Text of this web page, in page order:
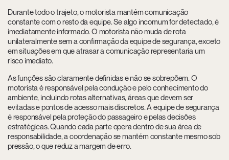
Durante todo o trajeto, o motorista mantém comunicação
constante com o resto da equipe. Se algo incomum for detectado, é
imediatamente informado. O motorista não muda de rota
unilateralmente sem a confirmação da equipe de segurança, exceto
em situações em que atrasar a comunicação representaria um
risco imediato.
As funções são claramente definidas e não se sobrepõem. O
motorista é responsável pela condução e pelo conhecimento do
ambiente, incluindo rotas alternativas, áreas que devem ser
evitadas e pontos de acesso mais discretos. A equipe de segurança
é responsável pela proteção do passageiro e pelas decisões
estratégicas. Quando cada parte opera dentro de sua área de
responsabilidade, a coordenação se mantém constante mesmo sob
pressão, o que reduz a margem de erro.